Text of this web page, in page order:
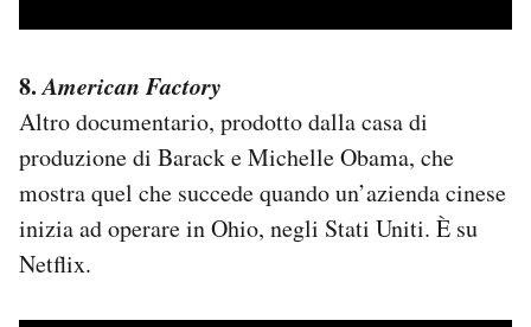
8.American Factory
Altro documentario, prodotto dalla casa di
produzione di Barack e Michelle Obama, che
mostra quel che succede quando un’azienda cinese
inizia ad operare in Ohio, negli Stati Uniti. È su
Netflix.